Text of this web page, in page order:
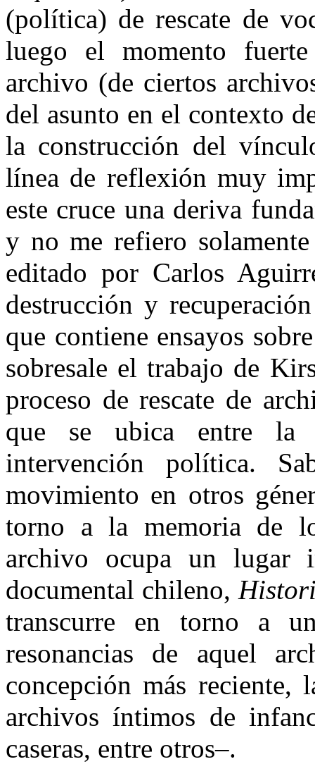
(política) de rescate de
luego el momento
archivo (de ciertos
del asunto en el contexto
la construcción del
línea de reflexión muy
este cruce una deriva
y no me refiero
editado por Carlos
destrucción y
que contiene ensayos
sobresale el trabajo de
proceso de rescate de
que se ubica entre la
intervención política.
movimiento en otros
torno a la memoria de
archivo ocupa un lugar
documental chileno,
transcurre en torno a
resonancias de aquel
concepción más reciente,
archivos íntimos de
caseras, entre otros–.